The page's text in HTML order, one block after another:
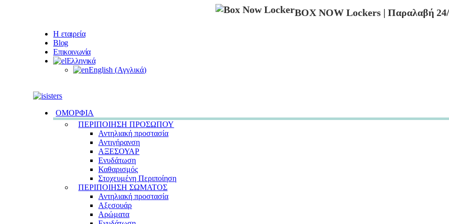
BOX NOW Lockers | Παραλαβή
Η εταιρεία
Blog
Επικοινωνία
Ελληνικά
English (Αγγλικά)
ΟΜΟΡΦΙΑ
ΠΕΡΙΠΟΙΗΣΗ ΠΡΟΣΩΠΟΥ
Αντηλιακή προστασία
Αντιγήρανση
ΑΞΕΣΟΥΑΡ
Ενυδάτωση
Καθαρισμός
Στοχευμένη Περιποίηση
ΠΕΡΙΠΟΙΗΣΗ ΣΩΜΑΤΟΣ
Αντηλιακή προστασία
Αξεσουάρ
Αρώματα